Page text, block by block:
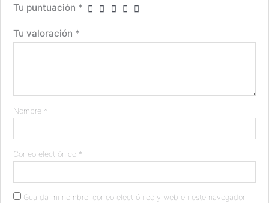
Tu puntuación *
Tu valoración *
Nombre *
Correo electrónico *
Guarda mi nombre, correo electrónico y web en este navegador